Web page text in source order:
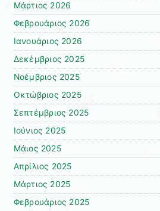
Μάρτιος 2026
Φεβρουάριος 2026
Ιανουάριος 2026
Δεκέμβριος 2025
Νοέμβριος 2025
Οκτώβριος 2025
Σεπτέμβριος 2025
Ιούνιος 2025
Μάιος 2025
Απρίλιος 2025
Μάρτιος 2025
Φεβρουάριος 2025